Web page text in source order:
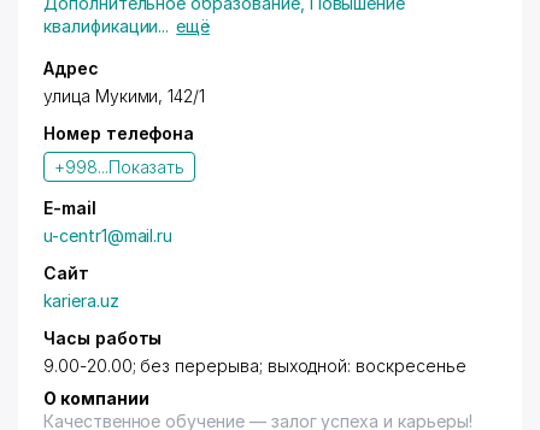
квалификации... ещё
Адрес
улица Мукими, 142/1
Номер телефона
+998...Показать
E-mail
u-centr1@mail.ru
Сайт
kariera.uz
Часы работы
9.00-20.00; без перерыва; выходной: воскресенье
О компании
Качественное обучение — залог успеха и карьеры!